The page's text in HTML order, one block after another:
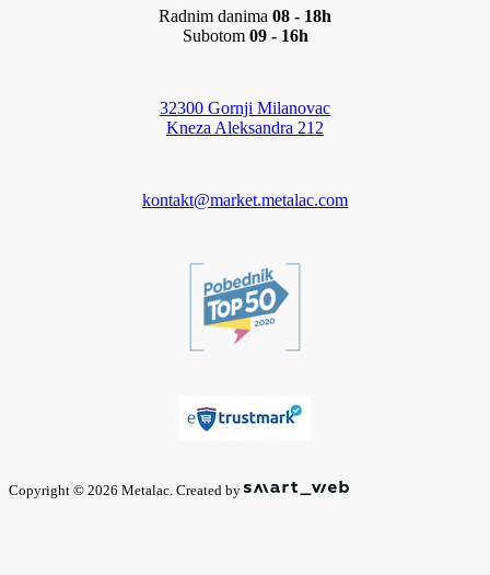
Radnim danima 08 - 18h
Subotom 09 - 16h
32300 Gornji Milanovac
Kneza Aleksandra 212
kontakt@market.metalac.com
Copyright © 2026 Metalac. Created by